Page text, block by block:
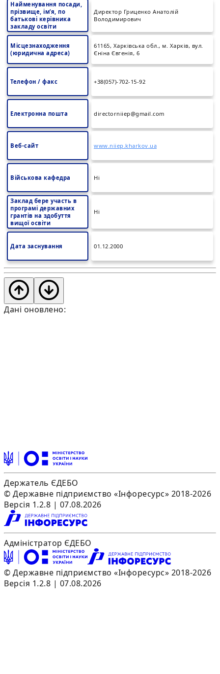
Найменування посади,
прізвище, ім’я, по
батькові керівника
закладу освіти
Директор Гриценко Анатолій
Володимирович
Місцезнаходження
(юридична адреса)
61165, Харківська обл., м. Харків, вул.
Єніна Євгенія, 6
Телефон / факс +38(057)-702-15-92
Електронна пошта directorniiep@gmail.com
Веб-сайт www.niiep.kharkov.ua
Військова кафедра Ні
Заклад бере участь в
програмі державних
грантів на здобуття
вищої освіти
Ні
Дата заснування 01.12.2000
Дані оновлено:
Держатель ЄДЕБО
© Державне підприємство «Інфоресурс» 2018-2026
Версія 1.2.8 | 07.08.2026
Адміністратор ЄДЕБО
© Державне підприємство «Інфоресурс» 2018-2026
Версія 1.2.8 | 07.08.2026